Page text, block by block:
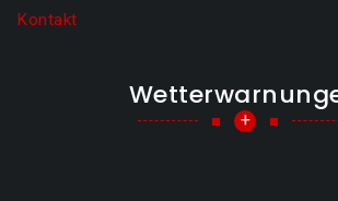
Kontakt
+